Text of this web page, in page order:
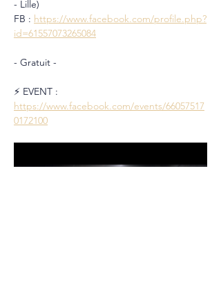
- Lille)
FB : https://www.facebook.com/profile.php?
id=61557073265084
- Gratuit -
⚡️ EVENT :
https://www.facebook.com/events/66057517
0172100